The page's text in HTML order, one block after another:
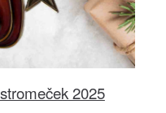
2025